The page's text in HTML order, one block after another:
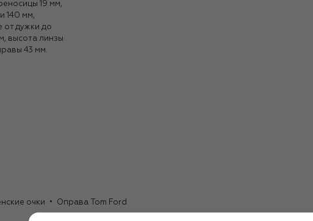
19 мм,
140 мм,
от дужки до
высота линзы
43 мм.
для своего бренда и полностью сосредоточился на
своей не менее успешной карьере кинорежиссера. На
очки Оправа Tom Ford